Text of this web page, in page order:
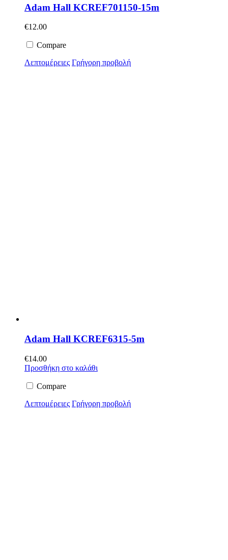
Adam Hall KCREF701150-15m
€12.00
Compare
Λεπτομέρειες Γρήγορη προβολή
Adam Hall KCREF6315-5m
€14.00
Προσθήκη στο καλάθι
Compare
Λεπτομέρειες Γρήγορη προβολή